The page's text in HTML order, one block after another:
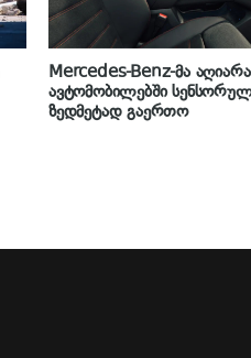
Mercedes-Benz-მა
ავტომობილებში
ზედმეტად გაერთო